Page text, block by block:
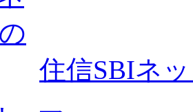
住信SBIネ